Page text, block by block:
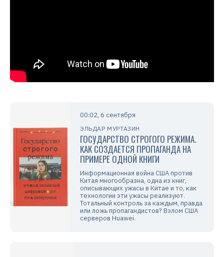
00:02, 6 сентября
ЭЛЬДАР МУРТАЗИН
ГОСУДАРСТВО СТРОГОГО РЕЖИМА.
КАК СОЗДАЕТСЯ ПРОПАГАНДА НА
ПРИМЕРЕ ОДНОЙ КНИГИ
Информационная война США против
Китая многообразна, одна из книг,
описывающих ужасы в Китае и то, как
технологии эти ужасы реализуют.
Тотальный контроль за каждым, правда
или ложь пропагандистов? Взлом США
серверов Huawei.